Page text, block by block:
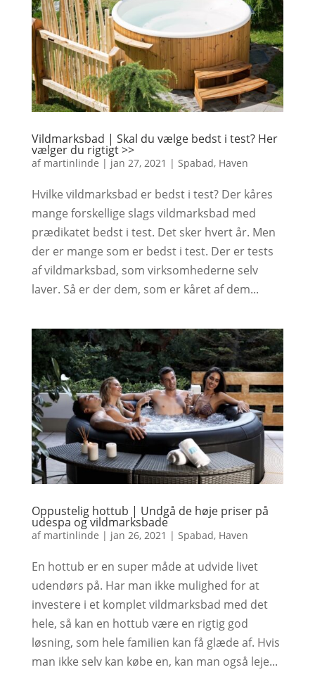
Vildmarksbad | Skal du vælge bedst i test? Her
vælger du rigtigt >>
af martinlinde | jan 27, 2021 | Spabad, Haven
Hvilke vildmarksbad er bedst i test? Der kåres
mange forskellige slags vildmarksbad med
prædikatet bedst i test. Det sker hvert år. Men
der er mange som er bedst i test. Der er tests
af vildmarksbad, som virksomhederne selv
laver. Så er der dem, som er kåret af dem...
Oppustelig hottub | Undgå de høje priser på
udespa og vildmarksbade
af martinlinde | jan 26, 2021 | Spabad, Haven
En hottub er en super måde at udvide livet
udendørs på. Har man ikke mulighed for at
investere i et komplet vildmarksbad med det
hele, så kan en hottub være en rigtig god
løsning, som hele familien kan få glæde af. Hvis
man ikke selv kan købe en, kan man også leje...